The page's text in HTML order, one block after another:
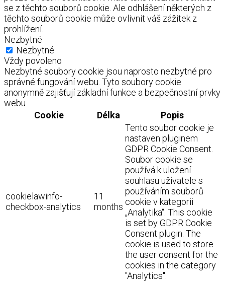
se z těchto souborů cookie. Ale odhlášení některých z
těchto souborů cookie může ovlivnit váš zážitek z
prohlížení.
Nezbytné
Nezbytné
Vždy povoleno
Nezbytné soubory cookie jsou naprosto nezbytné pro
správné fungování webu. Tyto soubory cookie
anonymně zajišťují základní funkce a bezpečnostní prvky
webu.
Cookie
Délka Popis
cookielawinfo-
checkbox-analytics
11
months
Tento soubor cookie je
nastaven pluginem
GDPR Cookie Consent.
Soubor cookie se
používá k uložení
souhlasu uživatele s
používáním souborů
cookie v kategorii
„Analytika“. This cookie
is set by GDPR Cookie
Consent plugin. The
cookie is used to store
the user consent for the
cookies in the category
"Analytics".